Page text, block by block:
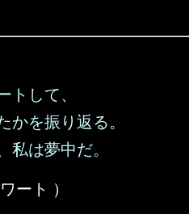
トして、
かを振り返る。
私は夢中だ。
ート ）